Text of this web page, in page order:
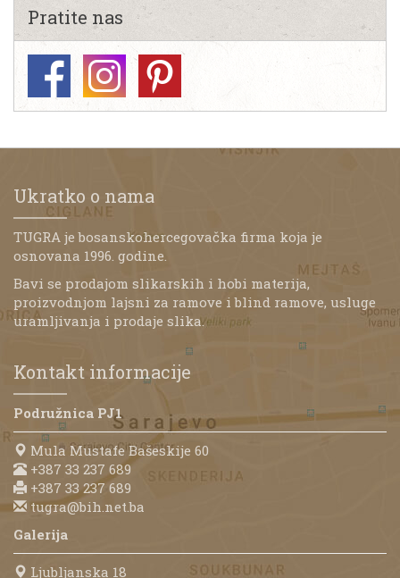
Pratite nas
Ukratko o nama
TUGRA je bosanskohercegovačka firma koja je
osnovana 1996. godine.
Bavi se prodajom slikarskih i hobi materija,
proizvodnjom lajsni za ramove i blind ramove, usluge
uramljivanja i prodaje slika.
Kontakt informacije
Podružnica PJ1
Mula Mustafe Bašeskije 60
+387 33 237 689
+387 33 237 689
tugra@bih.net.ba
Galerija
Ljubljanska 18